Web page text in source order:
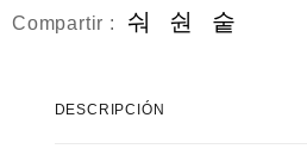
Compartir :
DESCRIPCIÓN